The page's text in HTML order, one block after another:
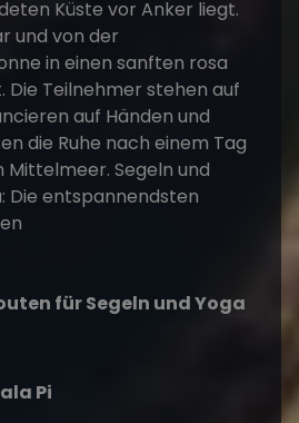
für Segeln und Yoga
Pi